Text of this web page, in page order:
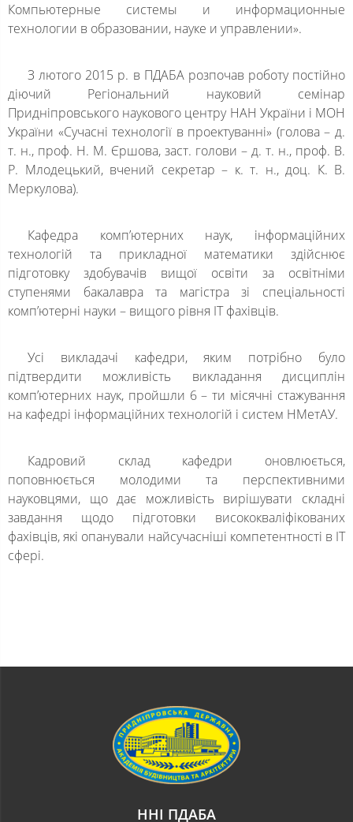
Компьютерные системы и информационные
технологии в образовании, науке и управлении».
З лютого 2015 р. в ПДАБА розпочав роботу постійно
діючий Регіональний науковий семінар
Придніпровського наукового центру НАН України і МОН
України «Сучасні технології в проектуванні» (голова – д.
т. н., проф. Н. М. Єршова, заст. голови – д. т. н., проф. В.
Р. Млодецький, вчений секретар – к. т. н., доц. К. В.
Меркулова).
Кафедра комп’ютерних наук, інформаційних
технологій та прикладної математики здійснює
підготовку здобувачів вищої освіти за освітніми
ступенями бакалавра та магістра зі спеціальності
комп’ютерні науки – вищого рівня ІТ фахівців.
Усі викладачі кафедри, яким потрібно було
підтвердити можливість викладання дисциплін
комп’ютерних наук, пройшли 6 – ти місячні стажування
на кафедрі інформаційних технологій і систем НМетАУ.
Кадровий склад кафедри оновлюється,
поповнюється молодими та перспективними
науковцями, що дає можливість вирішувати складні
завдання щодо підготовки висококваліфікованих
фахівців, які опанували найсучасніші компетентності в IT
сфері.
ННІ ПДАБА